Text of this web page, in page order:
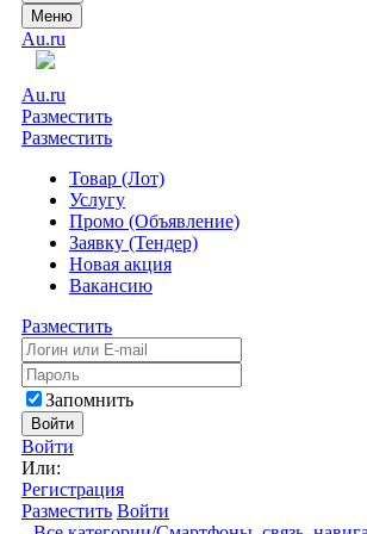
Меню
Au.ru
Au.ru
Разместить
Разместить
Товар (Лот)
Услугу
Промо (Объявление)
Заявку (Тендер)
Новая акция
Вакансию
Разместить
Запомнить
Войти
Войти
Или:
Регистрация
Разместить Войти